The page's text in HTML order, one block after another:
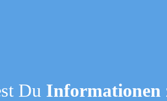
Du Informationen